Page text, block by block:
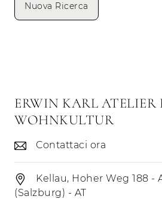
Nuova Ricerca
ERWIN KARL ATELIER
WOHNKULTUR
Contattaci ora
Kellau, Hoher Weg 188 -
(Salzburg) - AT